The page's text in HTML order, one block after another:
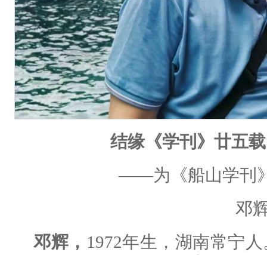
结缘《学刊》廿五
——为《船山学刊
邓
邓辉， 1972年生，湖南常宁